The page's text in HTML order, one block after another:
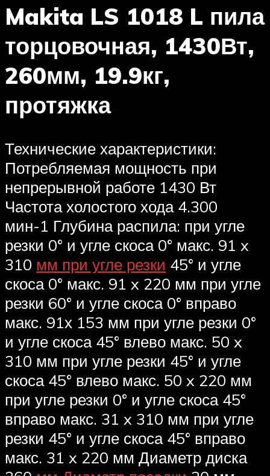
Makita LS 1018 L пила
торцовочная, 1430Вт,
260мм, 19.9кг,
протяжка
Технические характеристики:
Потребляемая мощность при
непрерывной работе 1430 Вт
Частота холостого хода 4.300
мин-1 Глубина распила: при угле
резки 0° и угле скоса 0° макс. 91 x
310 мм при угле резки 45° и угле
скоса 0° макс. 91 x 220 мм при угле
резки 60° и угле скоса 0° вправо
макс. 91х 153 мм при угле резки 0°
и угле скоса 45° влево макс. 50 x
310 мм при угле резки 45° и угле
скоса 45° влево макс. 50 x 220 мм
при угле резки 0° и угле скоса 45°
вправо макс. 31 x 310 мм при угле
резки 45° и угле скоса 45° вправо
макс. 31 x 220 мм Диаметр диска